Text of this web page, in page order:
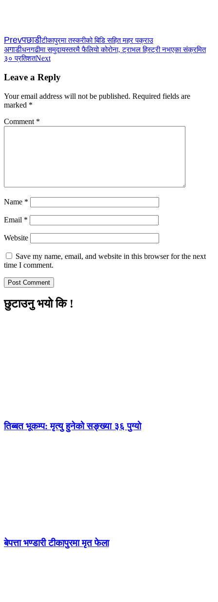
Prevपछाडीटीकापुरमा तस्करीको बिडि सहित महर पक्राउ
अगाडीधनगढीमा समुदायस्तरमै फैलियो कोरोना, ट्राभल हिस्ट्री नभएका संक्रमित
३० प्रतिशतNext
Leave a Reply
Your email address will not be published. Required fields are
marked *
Comment *
Name *
Email *
Website
Save my name, email, and website in this browser for the next
time I comment.
छुटाउनु भयो कि !
तिब्बत भूकम्प: मृत्यु हुनेको सङ्ख्या ३६ पुग्यो
बेपत्ता भण्डारी टीकापुरमा मृत फेला